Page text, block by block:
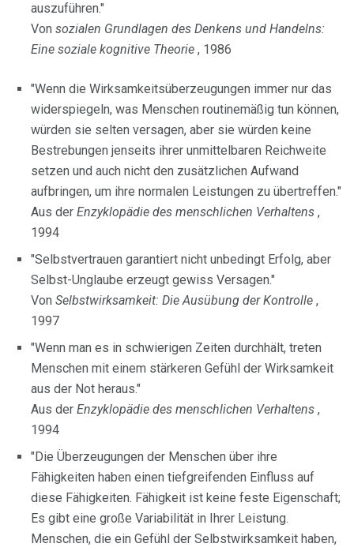
auszuführen."
Von sozialen Grundlagen des Denkens und Handelns:
Eine soziale kognitive Theorie , 1986
"Wenn die Wirksamkeitsüberzeugungen immer nur das
widerspiegeln, was Menschen routinemäßig tun können,
würden sie selten versagen, aber sie würden keine
Bestrebungen jenseits ihrer unmittelbaren Reichweite
setzen und auch nicht den zusätzlichen Aufwand
aufbringen, um ihre normalen Leistungen zu übertreffen."
Aus der Enzyklopädie des menschlichen Verhaltens ,
1994
"Selbstvertrauen garantiert nicht unbedingt Erfolg, aber
Selbst-Unglaube erzeugt gewiss Versagen."
Von Selbstwirksamkeit: Die Ausübung der Kontrolle ,
1997
"Wenn man es in schwierigen Zeiten durchhält, treten
Menschen mit einem stärkeren Gefühl der Wirksamkeit
aus der Not heraus."
Aus der Enzyklopädie des menschlichen Verhaltens ,
1994
"Die Überzeugungen der Menschen über ihre
Fähigkeiten haben einen tiefgreifenden Einfluss auf
diese Fähigkeiten. Fähigkeit ist keine feste Eigenschaft;
Es gibt eine große Variabilität in Ihrer Leistung.
Menschen, die ein Gefühl der Selbstwirksamkeit haben,